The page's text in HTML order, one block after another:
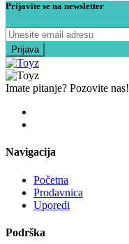
Prijavite se na newsletter
Imate pitanje? Pozovite nas!
Navigacija
Početna
Prodavnica
Uporedi
Podrška